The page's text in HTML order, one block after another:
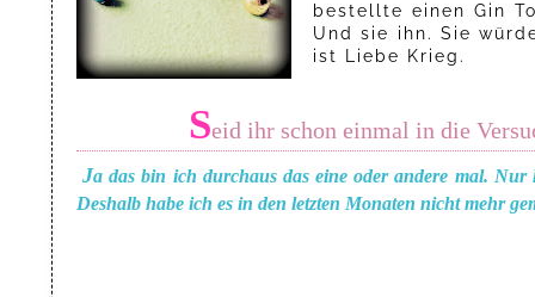
bestellte einen Gin
Und sie ihn. Sie
ist Liebe Krieg.
Seid ihr schon einmal in die
Ja das bin ich durchaus das eine oder andere mal.
Deshalb habe ich es in den letzten Monaten nicht mehr